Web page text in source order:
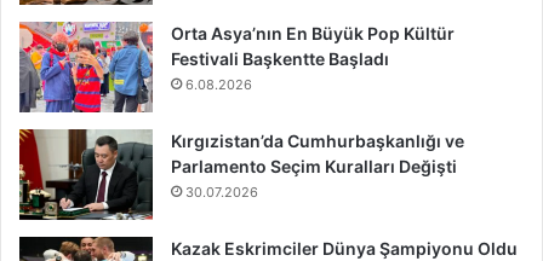
Orta Asya’nın En Büyük Pop Kültür
Festivali Başkentte Başladı
6.08.2026
Kırgızistan’da Cumhurbaşkanlığı ve
Parlamento Seçim Kuralları Değişti
30.07.2026
Kazak Eskrimciler Dünya Şampiyonu Oldu